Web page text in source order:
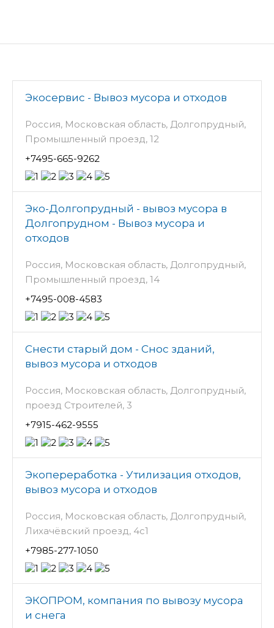
Экосервис - Вывоз мусора и отходов
Россия, Московская область, Долгопрудный,
Промышленный проезд, 12
+7495-665-9262
Эко-Долгопрудный - вывоз мусора в
Долгопрудном - Вывоз мусора и
отходов
Россия, Московская область, Долгопрудный,
Промышленный проезд, 14
+7495-008-4583
Снести старый дом - Снос зданий,
вывоз мусора и отходов
Россия, Московская область, Долгопрудный,
проезд Строителей, 3
+7915-462-9555
Экопереработка - Утилизация отходов,
вывоз мусора и отходов
Россия, Московская область, Долгопрудный,
Лихачёвский проезд, 4с1
+7985-277-1050
ЭКОПРОМ, компания по вывозу мусора
и снега